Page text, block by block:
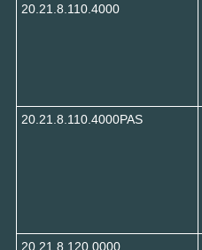
20.21.8.110.4000
20.21.8.110.4000PAS
20.21.8.120.0000